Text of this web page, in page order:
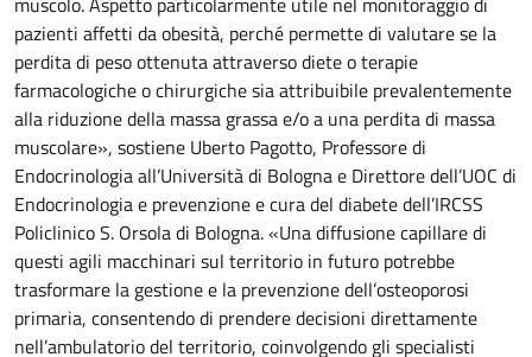
pazienti affetti da obesità, perché permette di valutare se la
perdita di peso ottenuta attraverso diete o terapie
farmacologiche o chirurgiche sia attribuibile prevalentemente
alla riduzione della massa grassa e/o a una perdita di massa
muscolare», sostiene Uberto Pagotto, Professore di
Endocrinologia all’Università di Bologna e Direttore dell’UOC di
Endocrinologia e prevenzione e cura del diabete dell’IRCSS
Policlinico S. Orsola di Bologna. «Una diffusione capillare di
questi agili macchinari sul territorio in futuro potrebbe
trasformare la gestione e la prevenzione dell’osteoporosi
primaria, consentendo di prendere decisioni direttamente
nell’ambulatorio del territorio, coinvolgendo gli specialisti